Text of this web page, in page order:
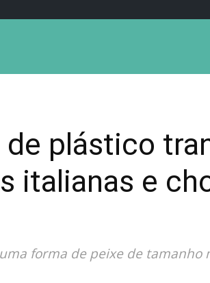
plástico
italianas e
forma de peixe de